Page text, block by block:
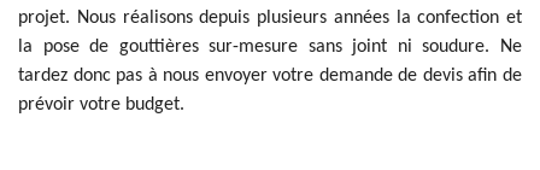
projet. Nous réalisons depuis plusieurs années la confection et
la pose de gouttières sur-mesure sans joint ni soudure. Ne
tardez donc pas à nous envoyer votre demande de devis afin de
prévoir votre budget.